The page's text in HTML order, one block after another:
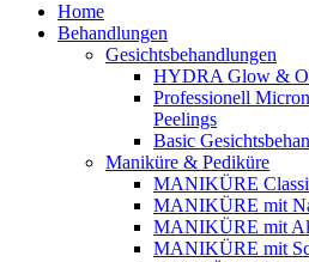
Home
Behandlungen
Gesichtsbehandlungen
HYDRA Glow &
Professionell
Peelings
Basic
Maniküre & Pediküre
MANIKÜRE
MANIKÜRE mit
MANIKÜRE mit
MANIKÜRE mit